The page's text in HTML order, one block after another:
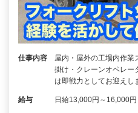
仕事内容
屋内・屋外の工場内作業
掛け・クレーンオペレー
は即戦力としてお迎えし
給与 日給13,000円～16,000円